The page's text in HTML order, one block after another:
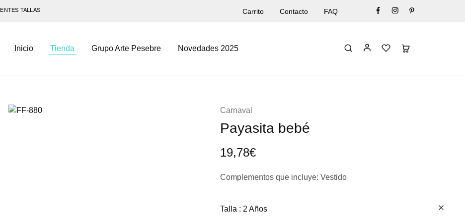
TALLAS Carrito Contacto FAQ
Inicio Tienda Grupo Arte Pesebre Novedades 2025
Carnaval
Payasita bebé
19,78€
Complementos que incluye: Vestido
Talla 2 Años